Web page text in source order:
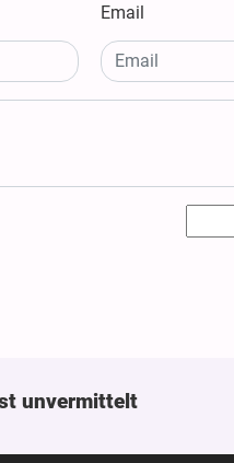
Email
unvermittelt